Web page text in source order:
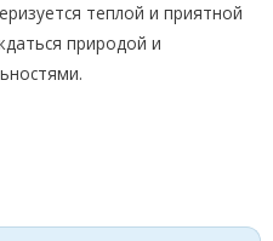
теплой и приятной
природой и